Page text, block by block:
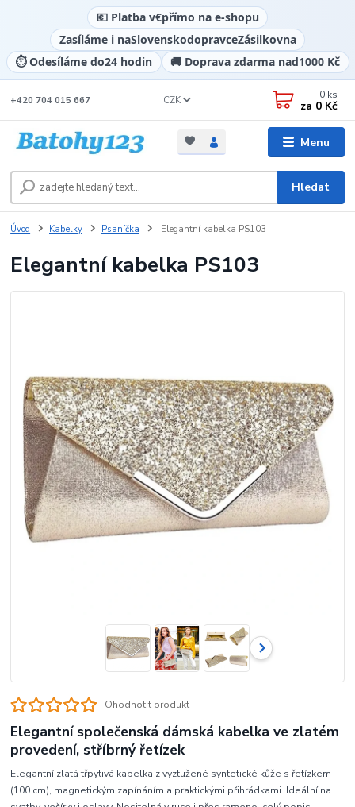
💶 Platba v€přímo na e-shopu
Zasíláme i naSlovenskodopravceZásilkovna
⏱️ Odesíláme do24 hodin 🚚 Doprava zdarma nad1000 Kč
Menu
CZK
Hledat
+420 704 015 667 0 ks
za 0 Kč
Úvod Kabelky Psaníčka Elegantní kabelka PS103
Elegantní kabelka PS103
Ohodnotit produkt
Elegantní společenská dámská kabelka ve zlatém
provedení, stříbrný řetízek
Elegantní zlatá třpytivá kabelka z vyztužené syntetické kůže s řetízkem
(100 cm), magnetickým zapínáním a praktickými přihrádkami. Ideální na